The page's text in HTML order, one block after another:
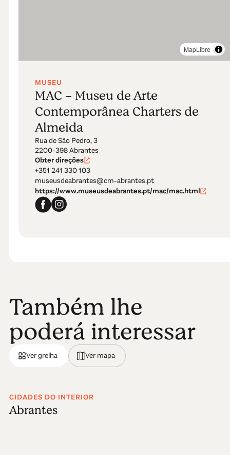
MUSEU
MAC - Museu de Arte
Contemporânea Charters de
Almeida
Rua de São Pedro, 3
2200-398 Abrantes
Obter direções
+351 241 330 103
museusdeabrantes@cm-abrantes.pt
https://www.museusdeabrantes.pt/mac/mac.html
MapLibre
Também lhe
poderá interessar
Ver grelha Ver mapa
CIDADES DO INTERIOR
Abrantes